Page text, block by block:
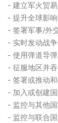
- 建立军火贸易
- 提升全球影
- 签署军事/外
- 实时发动战争
- 使用弹道导
- 征服地区并
- 签署或推动
- 加入或创建
- 监控与其他
- 监控与联合